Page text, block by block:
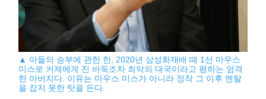
▲ 아들의 승부에 관한 한, 2020년 삼성화재배 때 1선 마우스
미스로 커제에게 진 바둑조차 최악의 대국이라고 평하는 엄격
한 아버지다. 이유는 마우스 미스가 아니라 정작 그 이후 멘탈
을 잡지 못한 탓을 든다.